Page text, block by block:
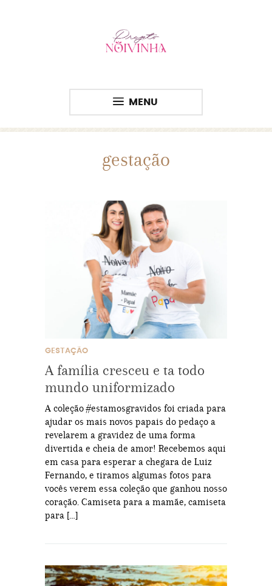
MENU
gestação
GESTAÇÃO
A família cresceu e ta todo
mundo uniformizado
A coleção #estamosgravidos foi criada para
ajudar os mais novos papais do pedaço a
revelarem a gravidez de uma forma
divertida e cheia de amor! Recebemos aqui
em casa para esperar a chegara de Luiz
Fernando, e tiramos algumas fotos para
vocês verem essa coleção que ganhou nosso
coração. Camiseta para a mamãe, camiseta
para […]